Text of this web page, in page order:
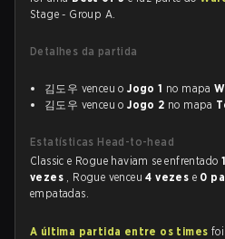
Stage - Group A.
Detalhes da partida
김도우 venceu oJogo 1 no mapa
김도우 venceu oJogo 2 no mapa
Estatísticas Head-to-head
Classic e Rogue haviam se enfrentado
vezes , Rogue venceu4 vezes e 0
empatadas.
A última partida entre os times